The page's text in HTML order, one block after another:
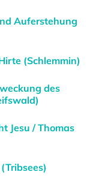
Auferstehung
(Schlemmin)
des
Jesu / Thomas